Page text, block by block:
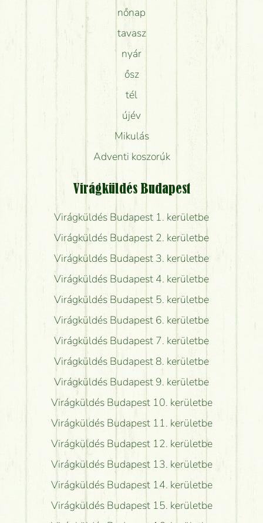
nőnap
tavasz
nyár
ősz
tél
újév
Mikulás
Adventi koszorúk
Virágküldés Budapest
Virágküldés Budapest 1. kerületbe
Virágküldés Budapest 2. kerületbe
Virágküldés Budapest 3. kerületbe
Virágküldés Budapest 4. kerületbe
Virágküldés Budapest 5. kerületbe
Virágküldés Budapest 6. kerületbe
Virágküldés Budapest 7. kerületbe
Virágküldés Budapest 8. kerületbe
Virágküldés Budapest 9. kerületbe
Virágküldés Budapest 10. kerületbe
Virágküldés Budapest 11. kerületbe
Virágküldés Budapest 12. kerületbe
Virágküldés Budapest 13. kerületbe
Virágküldés Budapest 14. kerületbe
Virágküldés Budapest 15. kerületbe